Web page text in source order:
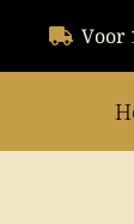
Voor